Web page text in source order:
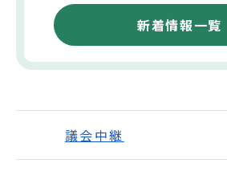
新着情報一覧
議会中継